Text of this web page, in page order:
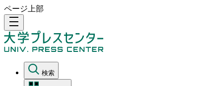
ページ上部
density_medium
検索